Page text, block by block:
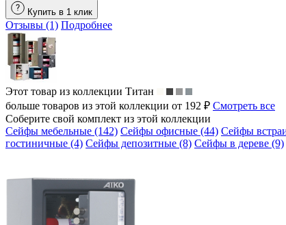
Купить в 1 клик
Отзывы (1) Подробнее
Этот товар из коллекции Титан
больше товаров из этой коллекции от 192 ₽ Смотреть все
Соберите свой комплект из этой коллекции
Сейфы мебельные (142) Сейфы офисные (44) Сейфы
гостиничные (4) Сейфы депозитные (8) Сейфы в дереве (9)